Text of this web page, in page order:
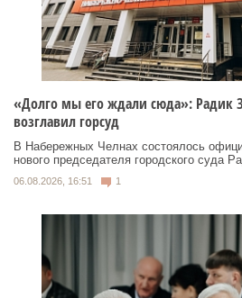
«Долго мы его ждали сюда»: Радик
возглавил горсуд
В Набережных Челнах состоялось
нового председателя городского суда
06.08.2026, 16:51 1